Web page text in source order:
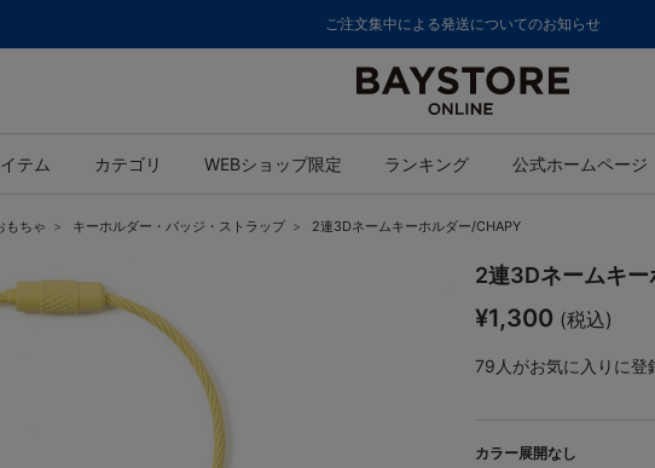
ご注文集中による発送についてのお知らせ
テム カテゴリ WEBショップ限定 ランキング 公式ホームページ
もちゃ キーホルダー・バッジ・ストラップ 2連3Dネームキーホルダー/CHAPY
2連3Dネームキ
¥1,300 (税込)
79 人がお気に入りに登
カラー展開なし